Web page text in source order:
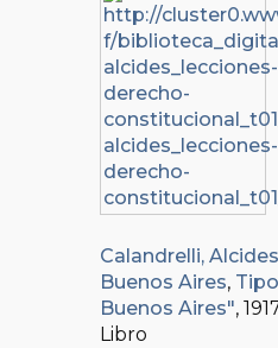
Calandrelli,
Buenos Aires,
Buenos Aires",
Libro